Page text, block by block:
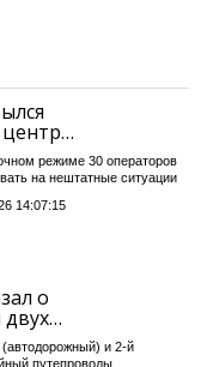
режиме 30 операторов
на нештатные ситуации
14:07:15
о
двух…
и 2-й
путепроводы